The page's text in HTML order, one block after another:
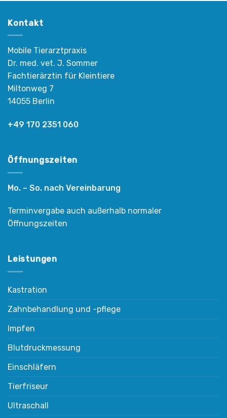
Kontakt
Mobile Tierarztpraxis
Dr. med. vet. J. Sommer
Fachtierärztin für Kleintiere
Miltonweg 7
14055 Berlin
+49 170 2351 060
Öffnungszeiten
Mo. – So. nach Vereinbarung
Terminvergabe auch außerhalb normaler
Öffnungszeiten
Leistungen
Kastration
Zahnbehandlung und -pflege
Impfen
Blutdruckmessung
Einschläfern
Tierfriseur
Ultraschall